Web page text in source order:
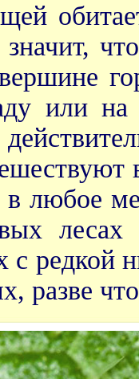
или на
в любое
лесах
с редкой
разве